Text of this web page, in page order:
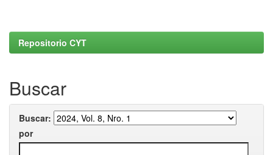
Repositorio CYT
Buscar
Buscar:
por